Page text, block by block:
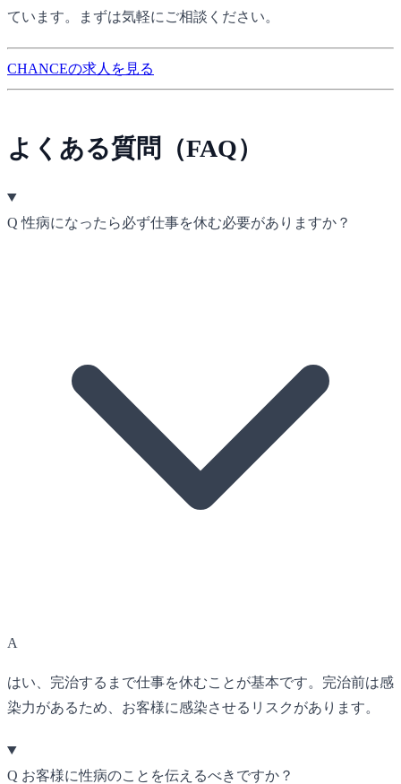
ています。まずは気軽にご相談ください。
CHANCEの求人を見る
よくある質問（FAQ）
Q性病になったら必ず仕事を休む必要がありますか？
A
はい、完治するまで仕事を休むことが基本です。完治前は感
染力があるため、お客様に感染させるリスクがあります。
Q お客様に性病のことを伝えるべきですか？